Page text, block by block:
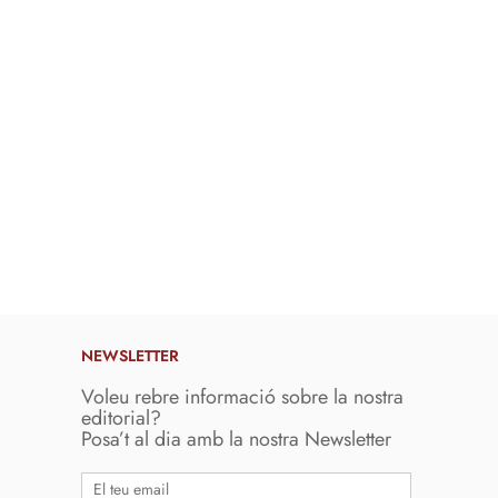
NEWSLETTER
Voleu rebre informació sobre la nostra
editorial?
Posa’t al dia amb la nostra Newsletter